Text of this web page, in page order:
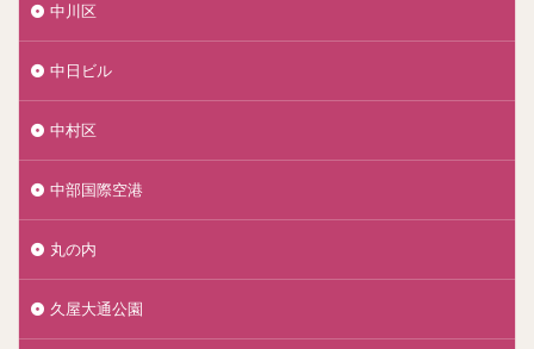
中川区
中日ビル
中村区
中部国際空港
丸の内
久屋大通公園